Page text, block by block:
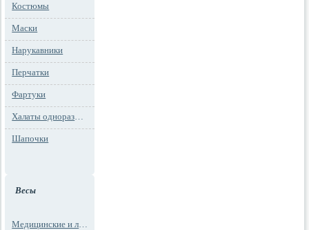
Костюмы
Маски
Нарукавники
Перчатки
Фартуки
Халаты одноразовые
Шапочки
Весы
Медицинские и лабораторные весы